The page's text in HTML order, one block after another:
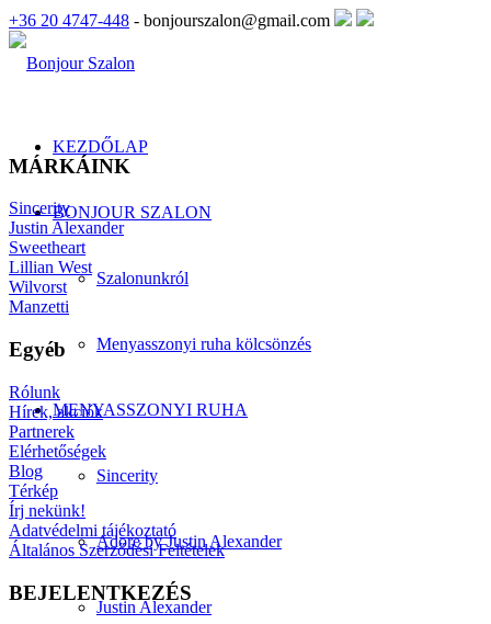
+36 20 4747-448 - bonjourszalon@gmail.com
KEZDŐLAP
BONJOUR SZALON
Szalonunkról
Menyasszonyi ruha kölcsönzés
MENYASSZONYI RUHA
Sincerity
Adore by Justin Alexander
Justin Alexander
MÁRKÁINK
Sincerity
Justin Alexander
Sweetheart
Lillian West
Wilvorst
Manzetti
Egyéb
Rólunk
Hírek, akciók
Partnerek
Elérhetőségek
Blog
Térkép
Írj nekünk!
Adatvédelmi tájékoztató
Általános Szerződési Feltételek
BEJELENTKEZÉS